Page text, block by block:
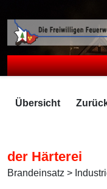
Übersicht
der Härterei
Brandeinsatz >